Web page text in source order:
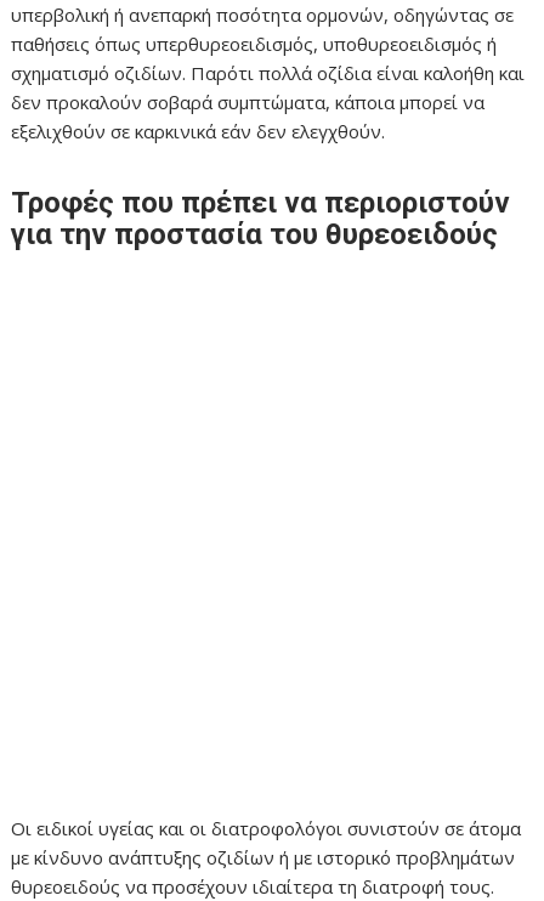
υπερβολική ή ανεπαρκή ποσότητα ορμονών, οδηγώντας σε
παθήσεις όπως υπερθυρεοειδισμός, υποθυρεοειδισμός ή
σχηματισμό οζιδίων. Παρότι πολλά οζίδια είναι καλοήθη και
δεν προκαλούν σοβαρά συμπτώματα, κάποια μπορεί να
εξελιχθούν σε καρκινικά εάν δεν ελεγχθούν.
Τροφές που πρέπει να περιοριστούν
για την προστασία του θυρεοειδούς
Οι ειδικοί υγείας και οι διατροφολόγοι συνιστούν σε άτομα
με κίνδυνο ανάπτυξης οζιδίων ή με ιστορικό προβλημάτων
θυρεοειδούς να προσέχουν ιδιαίτερα τη διατροφή τους.